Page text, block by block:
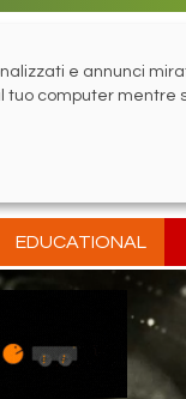
EDUCATIONAL
e annunci
tuo computer mentre